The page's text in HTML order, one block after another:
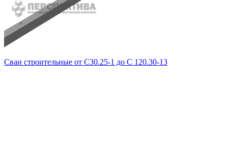
Сваи строительные от С30.25-1 до С 120.30-13